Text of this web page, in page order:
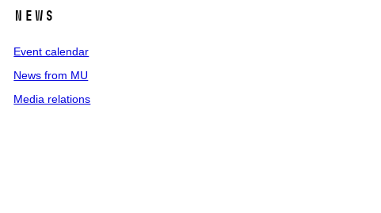
News
Event calendar
News from MU
Media relations